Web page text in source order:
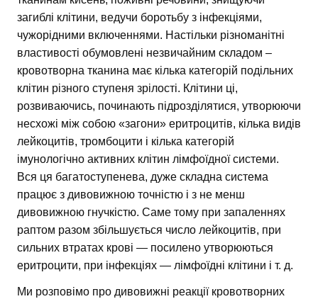
загиблі клітини, ведучи боротьбу з інфекціями,
чужорідними включеннями. Настільки різноманітні
властивості обумовлені незвичайним складом –
кровотворна тканина має кілька категорій подільних
клітин різного ступеня зрілості. Клітини ці,
розвиваючись, починають підрозділятися, утворюючи
несхожі між собою «загони» еритроцитів, кілька видів
лейкоцитів, тромбоцити і кілька категорій
імунологічно активних клітин лімфоїдної системи.
Вся ця багатоступенева, дуже складна система
працює з дивовижною точністю і з не менш
дивовижною гнучкістю. Саме тому при запаленнях
раптом разом збільшується число лейкоцитів, при
сильних втратах крові — посилено утворюються
еритроцити, при інфекціях — лімфоїдні клітини і т. д.
Ми розповімо про дивовижні реакції кровотворних